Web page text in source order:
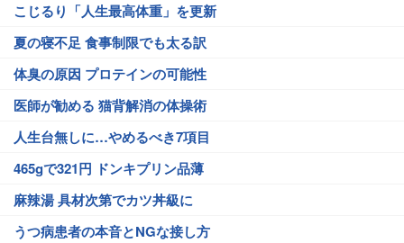
こじるり「人生最高体重」を更新
夏の寝不足 食事制限でも太る訳
体臭の原因 プロテインの可能性
医師が勧める 猫背解消の体操術
人生台無しに…やめるべき7項目
465gで321円 ドンキプリン品薄
麻辣湯 具材次第でカツ丼級に
うつ病患者の本音とNGな接し方